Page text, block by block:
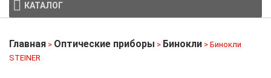
КАТАЛОГ
Главная > Оптические приборы > Бинокли > Бинокли
STEINER